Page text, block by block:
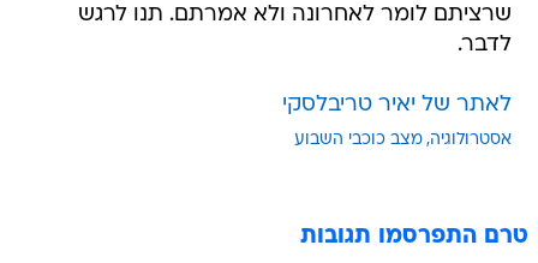
שרציתם לומר לאחרונה ולא אמרתם. תנו לרגש
לדבר.
לאתר של יאיר טריבלסקי
אסטרולוגיה מצב כוכבי השבוע
טרם התפרסמו תגובות